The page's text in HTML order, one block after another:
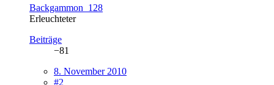
Backgammon_128
Erleuchteter
Beiträge
−81
8. November 2010
#2